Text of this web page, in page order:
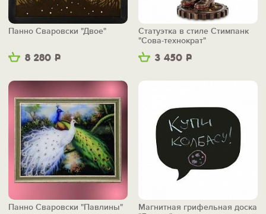
8 280 Р
Панно Сваровски "Двое"
3 450 Р
Статуэтка в стиле Стимпанк
"Сова-технократ"
Панно Сваровски "Павлины"
Магнитная грифельная доска